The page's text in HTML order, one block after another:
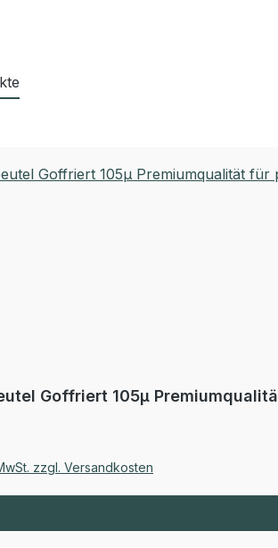
Goffriert 105µ
zzgl. Versandkosten